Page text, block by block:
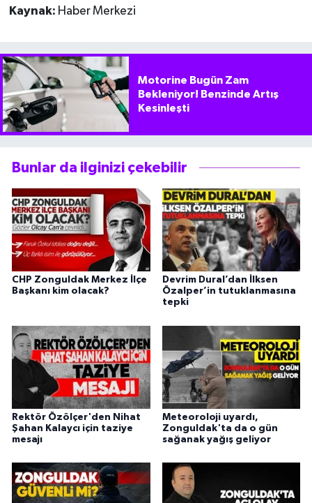
Kaynak: Haber Merkezi
Motorine Bugün Zam
Bekleniyor! Benzinde Artış
Kesinleşti
Bunlar da ilginizi çekebilir
CHP Zonguldak Merkez İlçe
Başkanı kim olacak?
Devrim Dural’dan İlksen
Özalper’in tutuklanmasına
tepki
Rektör Özölçer'den Nihat
Şahan Kalaycı için taziye
mesajı
Meteoroloji uyardı,
Zonguldak'ta da o gün
sağanak yağış geliyor